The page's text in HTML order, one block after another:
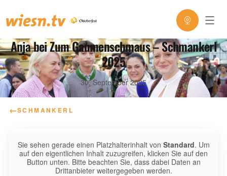
Anja bei Zum Gaumenschmaus – Schmankerl
2025
30. September 2025
←SCHMANKERL
Sie sehen gerade einen Platzhalterinhalt von Standard. Um
auf den eigentlichen Inhalt zuzugreifen, klicken Sie auf den
Button unten. Bitte beachten Sie, dass dabei Daten an
Drittanbieter weitergegeben werden.